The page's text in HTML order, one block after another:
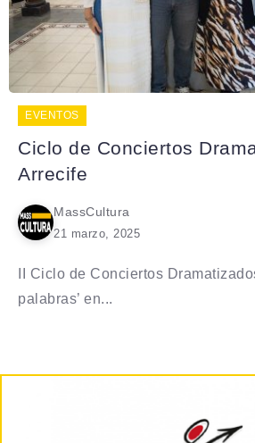
EVENTOS
Ciclo de Conciertos
Arrecife
MassCultura
21 marzo, 2025
II Ciclo de Conciertos
palabras’ en...